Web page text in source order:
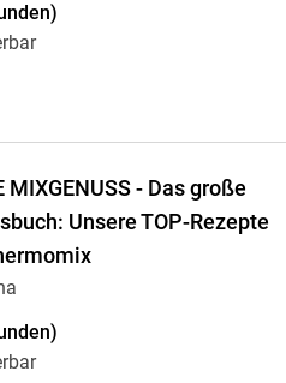
MIXGENUSS - Das große
Unsere TOP-Rezepte